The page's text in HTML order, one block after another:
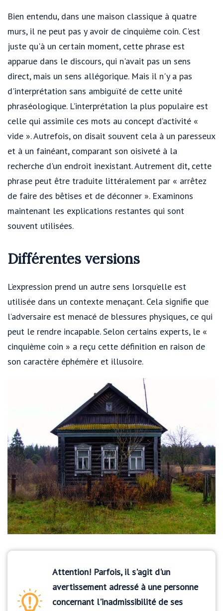
Bien entendu, dans une maison classique à quatre
murs, il ne peut pas y avoir de cinquième coin. C'est
juste qu'à un certain moment, cette phrase est
apparue dans le discours, qui n'avait pas un sens
direct, mais un sens allégorique. Mais il n'y a pas
d'interprétation sans ambiguïté de cette unité
phraséologique. L’interprétation la plus populaire est
celle qui assimile ces mots au concept d’activité «
vide ». Autrefois, on disait souvent cela à un paresseux
et à un fainéant, comparant son oisiveté à la
recherche d'un endroit inexistant. Autrement dit, cette
phrase peut être traduite littéralement par « arrêtez
de faire des bêtises et de déconner ». Examinons
maintenant les explications restantes qui sont
souvent utilisées.
Différentes versions
L’expression prend un autre sens lorsqu’elle est
utilisée dans un contexte menaçant. Cela signifie que
l’adversaire est menacé de blessures physiques, ce qui
peut le rendre incapable. Selon certains experts, le «
cinquième coin » a reçu cette définition en raison de
son caractère éphémère et illusoire.
Attention! Parfois, il s'agit d'un
avertissement adressé à une personne
concernant l'inadmissibilité de ses